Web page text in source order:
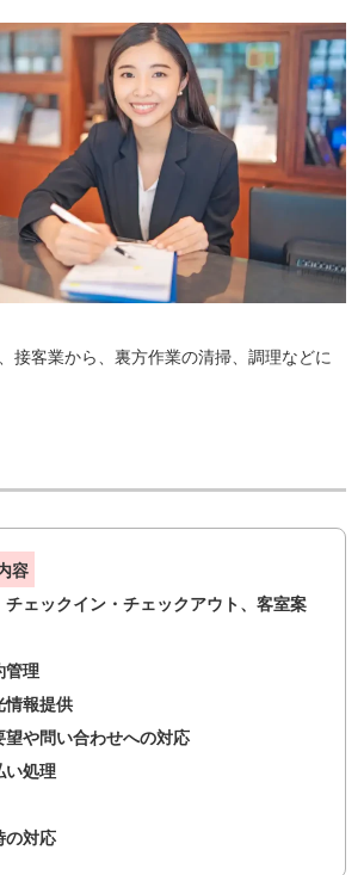
接客業から、裏方作業の清掃、調理などに
容
チェックイン・チェックアウト、客室案
管理
情報提供
望や問い合わせへの対応
い処理
の対応